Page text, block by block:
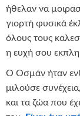
ήθελαν να
γιορτή φυσικά
όλους τους
η ευχή σου
Ο Οσμάν ήταν
μιλούσε
και τα ζώα που